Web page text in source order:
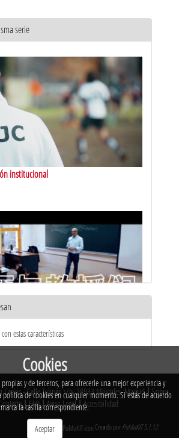
serie
institucional
estas características
Carlos - Calle Tulipán s/n. 28933 Móstoles. Madrid| Sobre
Contacta |FAQ |Aviso Legal |Accesibilidad
Creado porPuMuKIT 5.1.12
Cookies
y de terceros, para ofrecerle una mejor experiencia y
política de cookies en cualquier momento. Si estás de acuerdo
marca la casilla correspondiente.
Aceptar